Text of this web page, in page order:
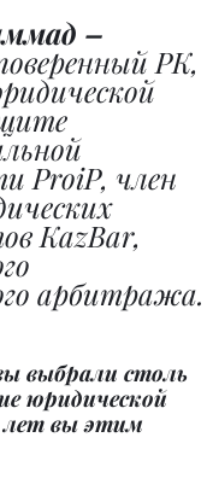
–
РК,
ProiP, член
KazBar,
арбитража.
выбрали столь
юридической
лет вы этим